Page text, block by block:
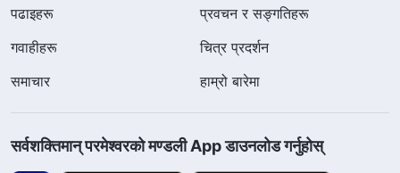
पढाइहरू
प्रवचन र सङ्गतिहरू
गवाहीहरू
चित्र प्रदर्शन
समाचार
हाम्रो बारेमा
सर्वशक्तिमान्‌ परमेश्‍वरको मण्डली App डाउनलोड गर्नुहोस्